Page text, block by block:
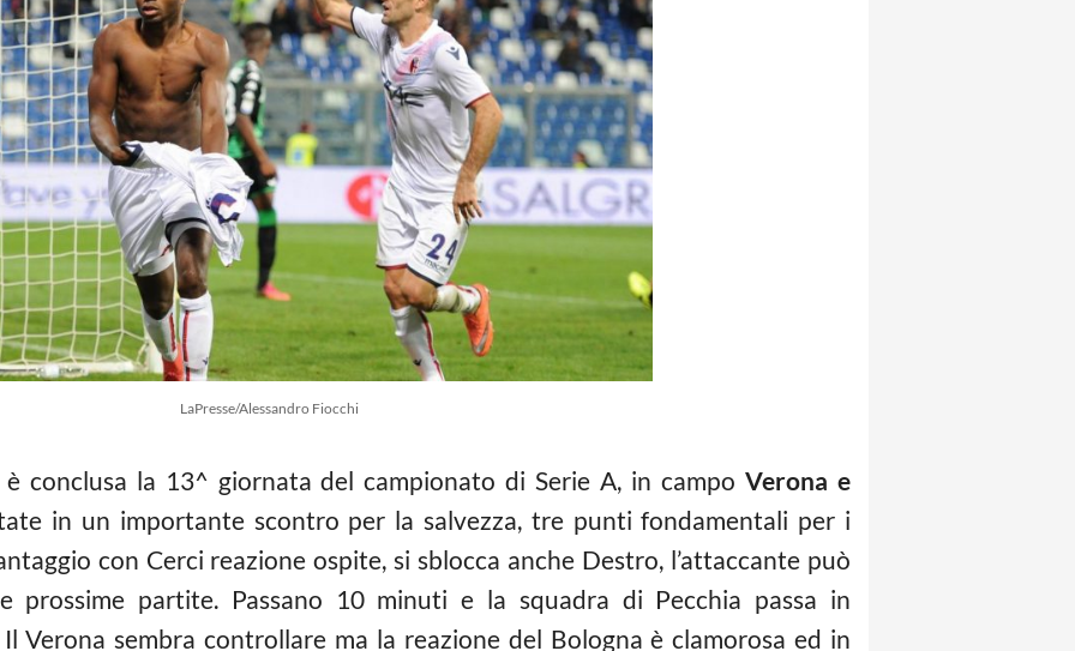
LaPresse/Alessandro Fiocchi
conclusa la 13^ giornata del campionato di Serie A, in campoVerona e
in un importante scontro per la salvezza, tre punti fondamentali per i
con Cerci reazione ospite, si sblocca anche Destro, l’attaccante può
prossime partite. Passano 10 minuti e la squadra di Pecchia passa in
Verona sembra controllare ma la reazione del Bologna è clamorosa ed in